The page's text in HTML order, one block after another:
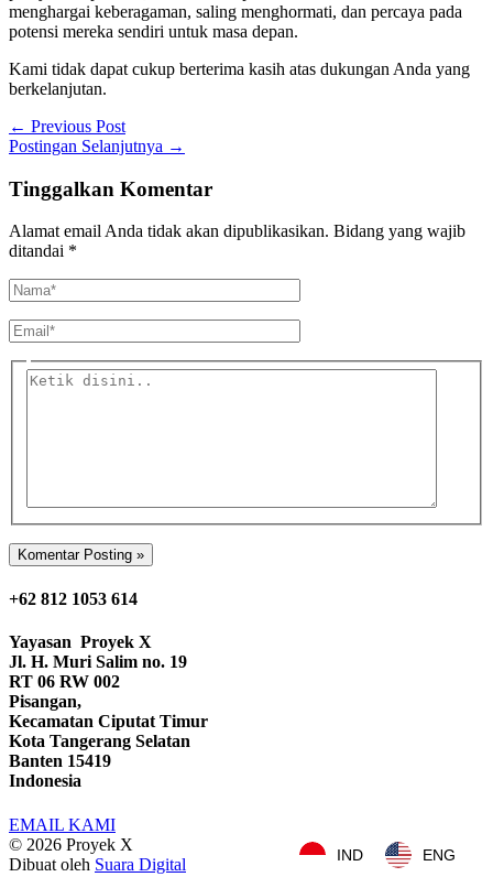
menghargai keberagaman, saling menghormati, dan percaya pada
potensi mereka sendiri untuk masa depan.
Kami tidak dapat cukup berterima kasih atas dukungan Anda yang
berkelanjutan.
← Previous Post
Postingan Selanjutnya →
Tinggalkan Komentar
Alamat email Anda tidak akan dipublikasikan. Bidang yang wajib
ditandai *
Nama*
Email*
Ketik
+62 812 1053 614
Yayasan Proyek X
Jl. H. Muri Salim no. 19
RT 06 RW 002
Pisangan,
Kecamatan Ciputat Timur
Kota Tangerang Selatan
Banten 15419
Indonesia
EMAIL KAMI
© 2026 Proyek X
Dibuat oleh Suara Digital
ENG
IND